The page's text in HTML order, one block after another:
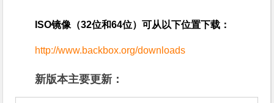
ISO镜像（32位和64位）可从以下位置下载：
http://www.backbox.org/downloads
新版本主要更新：